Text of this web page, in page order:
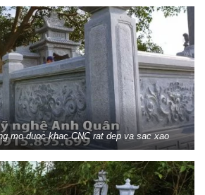
mo duoc khac CNC rat dep va sac xao